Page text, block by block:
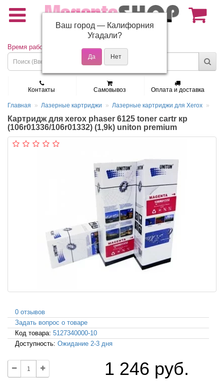
(495) 150-01-37
Время работы: Пн - Пт 9:30 - 19:00
Контакты Самовывоз Оплата и доставка
Главная Лазерные картриджи Лазерные картриджи для Xerox
Картридж для xerox phaser 6125 toner cartr кр
(106r01336/106r01332) (1,9k) uniton premium
0 отзывов
Задать вопрос о товаре
Код товара: 5127340000-10
Доступность: Ожидание 2-3 дня
1 246 руб.
Ваш город — Калифорния
Угадали?